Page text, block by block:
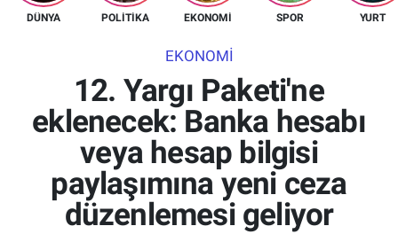
DÜNYA POLİTİKA EKONOMİ SPOR YURT
EKONOMİ
12. Yargı Paketi'ne
eklenecek: Banka hesabı
veya hesap bilgisi
paylaşımına yeni ceza
düzenlemesi geliyor